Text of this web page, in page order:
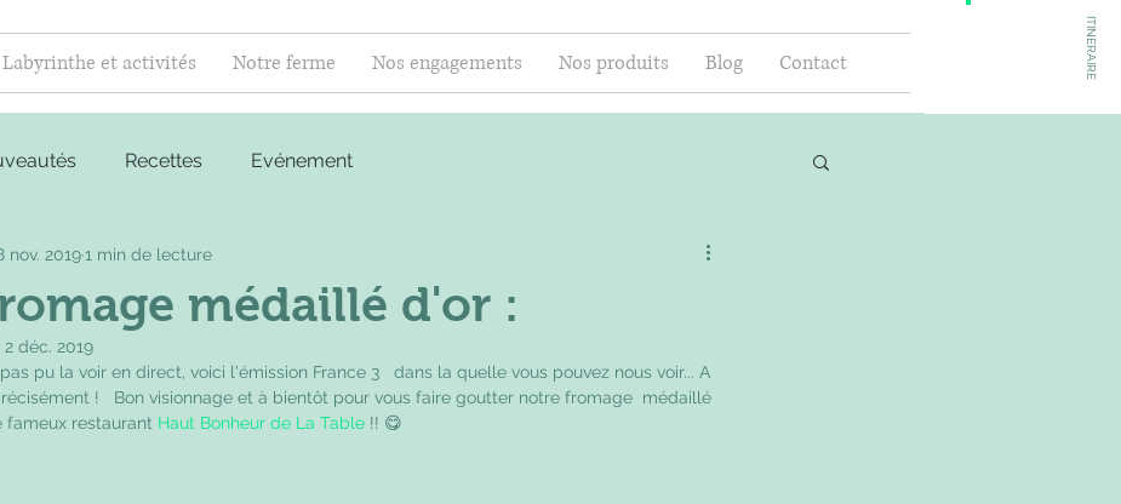
ITINERAIRE
Labyrinthe et activités Notre ferme Nos engagements Nos produits Blog Contact
Recettes Evénement
médaillé d'or :
nov. 20191 min de lecture
2 déc. 2019
!   Bon visionnage et à bientôt pour vous faire goutter notre fromage  médaillé
restaurant Haut Bonheur de La Table !! 😋